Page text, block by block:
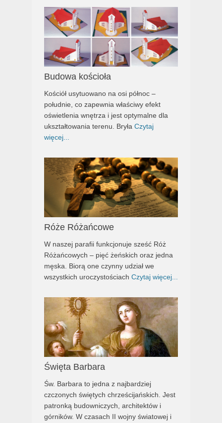
Budowa kościoła
Kościół usytuowano na osi północ –
południe, co zapewnia właściwy efekt
oświetlenia wnętrza i jest optymalne dla
ukształtowania terenu. Bryła Czytaj
więcej...
Róże Różańcowe
W naszej parafii funkcjonuje sześć Róż
Różańcowych – pięć żeńskich oraz jedna
męska. Biorą one czynny udział we
wszystkich uroczystościach Czytaj więcej...
Święta Barbara
Św. Barbara to jedna z najbardziej
czczonych świętych chrześcijańskich. Jest
patronką budowniczych, architektów i
górników. W czasach II wojny światowej i